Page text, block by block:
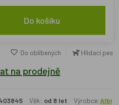
Do košíku
Do oblíbených Hlídací pes
na prodejně
Věk: od 8 let Výrobce:Albi